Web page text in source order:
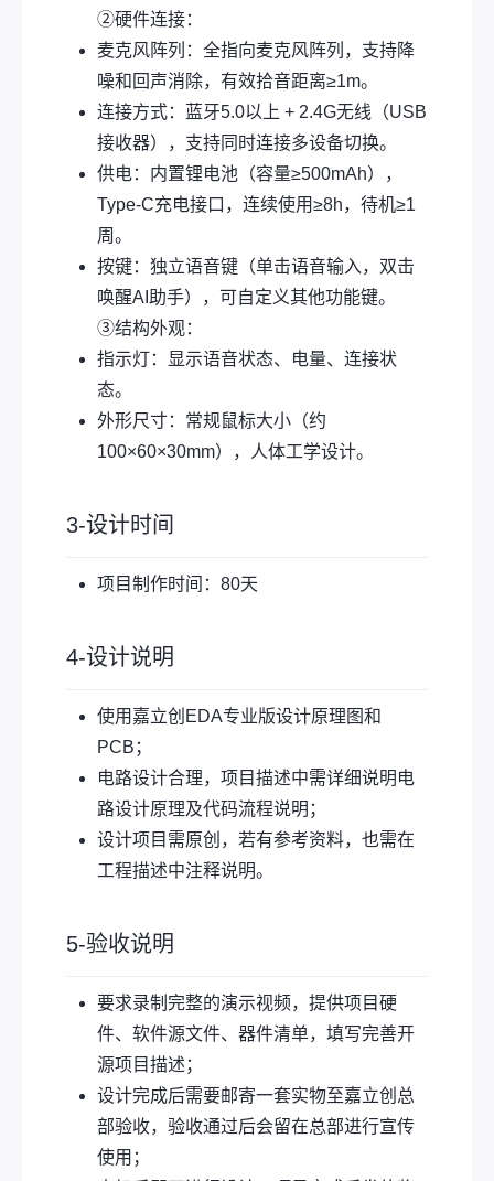
②硬件连接：
麦克风阵列：全指向麦克风阵列，支持降
噪和回声消除，有效拾音距离≥1m。
连接方式：蓝牙5.0以上 + 2.4G无线（USB
接收器），支持同时连接多设备切换。
供电：内置锂电池（容量≥500mAh），
Type-C充电接口，连续使用≥8h，待机≥1
周。
按键：独立语音键（单击语音输入，双击
唤醒AI助手），可自定义其他功能键。
③结构外观：
指示灯：显示语音状态、电量、连接状
态。
外形尺寸：常规鼠标大小（约
100×60×30mm），人体工学设计。
3-设计时间
项目制作时间：80天
4-设计说明
使用嘉立创EDA专业版设计原理图和
PCB；
电路设计合理，项目描述中需详细说明电
路设计原理及代码流程说明；
设计项目需原创，若有参考资料，也需在
工程描述中注释说明。
5-验收说明
要求录制完整的演示视频，提供项目硬
件、软件源文件、器件清单，填写完善开
源项目描述；
设计完成后需要邮寄一套实物至嘉立创总
部验收，验收通过后会留在总部进行宣传
使用；